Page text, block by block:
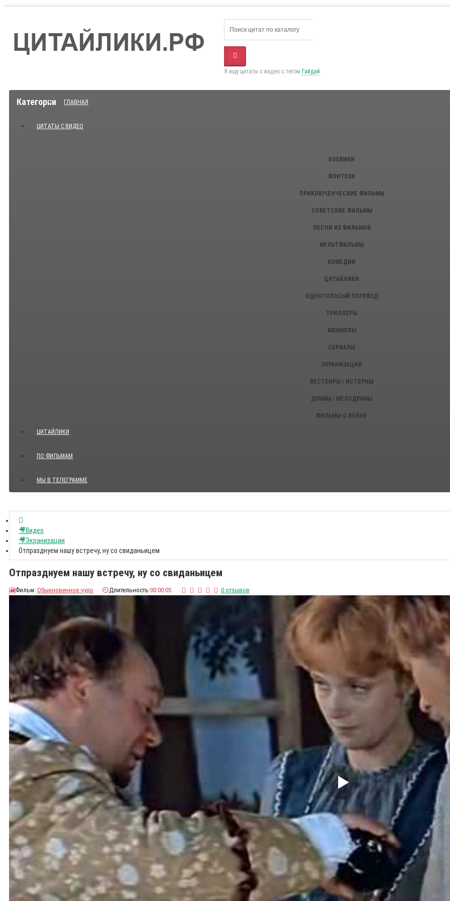
Я ищу цитаты с видео с тегом Гайдай
Категории ГЛАВНАЯ
ЦИТАТЫ С ВИДЕО
БОЕВИКИ
ФЭНТЕЗИ
ПРИКЛЮЧЕНЧЕСКИЕ ФИЛЬМЫ
СОВЕТСКИЕ ФИЛЬМЫ
ПЕСНИ ИЗ ФИЛЬМОВ
МУЛЬТФИЛЬМЫ
КОМЕДИИ
ЦИТАЙЛИКИ
ОДНОГОЛОСЫЙ ПЕРЕВОД
ТРИЛЛЕРЫ
МЮЗИКЛЫ
СЕРИАЛЫ
ЭКРАНИЗАЦИИ
ВЕСТЕНРЫ / ИСТЕРНЫ
ДРАМЫ / МЕЛОДРАМЫ
ФИЛЬМЫ О ВОЙНЕ
Показать все Цитаты с видео
ЦИТАЙЛИКИ
ПО ФИЛЬМАМ
МЫ В ТЕЛЕГРАММЕ
🎥Видео
🎥Экранизации
Отпразднуем нашу встречу, ну со свиданьицем
Отпразднуем нашу встречу, ну со свиданьицем
🎦Фильм: Обыкновенное чудо ⏲️Длительность:00:00:05 0 отзывов